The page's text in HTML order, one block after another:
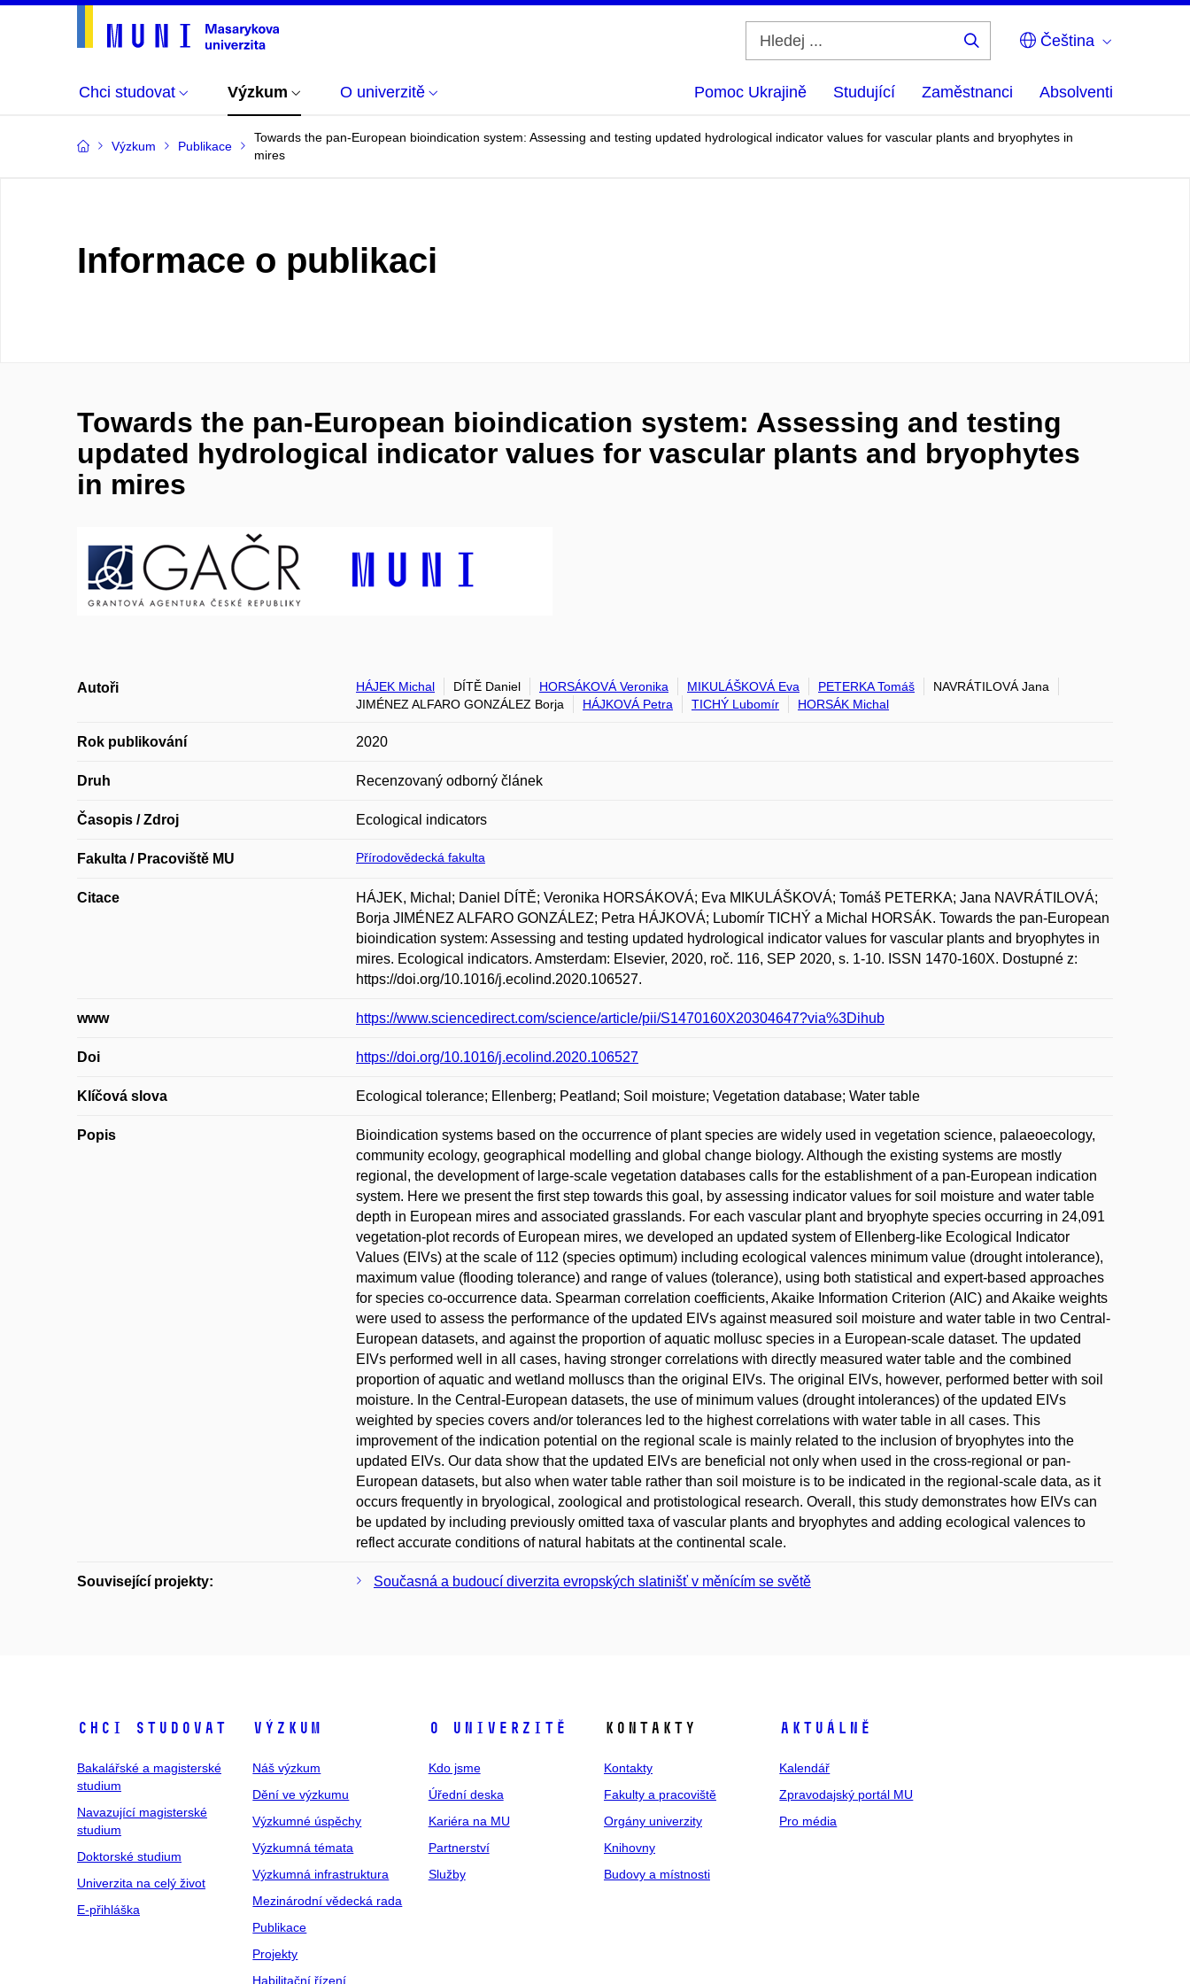
Čeština
Chci studovat Výzkum O univerzitě Pomoc Ukrajině Studující Zaměstnanci Absolventi
Výzkum Publikace
Towards the pan-European bioindication system: Assessing and testing updated hydrological indicator values for vascular plants and bryophytes in
mires
Informace o publikaci
Towards the pan-European bioindication system: Assessing and testing
updated hydrological indicator values for vascular plants and bryophytes
in mires
Autoři HÁJEK Michal DÍTĚ Daniel HORSÁKOVÁ Veronika MIKULÁŠKOVÁ Eva PETERKA Tomáš
NAVRÁTILOVÁ Jana
JIMÉNEZ ALFARO GONZÁLEZ Borja
HÁJKOVÁ Petra TICHÝ Lubomír HORSÁK Michal
Rok publikování 2020
Druh Recenzovaný odborný článek
Časopis / Zdroj Ecological indicators
Fakulta / Pracoviště MU Přírodovědecká fakulta
Citace
HÁJEK, Michal; Daniel DÍTĚ; Veronika HORSÁKOVÁ; Eva MIKULÁŠKOVÁ; Tomáš PETERKA; Jana NAVRÁTILOVÁ;
Borja JIMÉNEZ ALFARO GONZÁLEZ; Petra HÁJKOVÁ; Lubomír TICHÝ a Michal HORSÁK. Towards the pan-European
bioindication system: Assessing and testing updated hydrological indicator values for vascular plants and bryophytes in
mires. Ecological indicators. Amsterdam: Elsevier, 2020, roč. 116, SEP 2020, s. 1-10. ISSN 1470-160X. Dostupné z:
https://doi.org/10.1016/j.ecolind.2020.106527.
www https://www.sciencedirect.com/science/article/pii/S1470160X20304647?via%3Dihub
Doi https://doi.org/10.1016/j.ecolind.2020.106527
Klíčová slova Ecological tolerance; Ellenberg; Peatland; Soil moisture; Vegetation database; Water table
Popis
Bioindication systems based on the occurrence of plant species are widely used in vegetation science, palaeoecology,
community ecology, geographical modelling and global change biology. Although the existing systems are mostly
regional, the development of large-scale vegetation databases calls for the establishment of a pan-European indication
system. Here we present the first step towards this goal, by assessing indicator values for soil moisture and water table
depth in European mires and associated grasslands. For each vascular plant and bryophyte species occurring in 24,091
vegetation-plot records of European mires, we developed an updated system of Ellenberg-like Ecological Indicator
Values (EIVs) at the scale of 112 (species optimum) including ecological valences minimum value (drought intolerance),
maximum value (flooding tolerance) and range of values (tolerance), using both statistical and expert-based approaches
for species co-occurrence data. Spearman correlation coefficients, Akaike Information Criterion (AIC) and Akaike weights
were used to assess the performance of the updated EIVs against measured soil moisture and water table in two Central-
European datasets, and against the proportion of aquatic mollusc species in a European-scale dataset. The updated
EIVs performed well in all cases, having stronger correlations with directly measured water table and the combined
proportion of aquatic and wetland molluscs than the original EIVs. The original EIVs, however, performed better with soil
moisture. In the Central-European datasets, the use of minimum values (drought intolerances) of the updated EIVs
weighted by species covers and/or tolerances led to the highest correlations with water table in all cases. This
improvement of the indication potential on the regional scale is mainly related to the inclusion of bryophytes into the
updated EIVs. Our data show that the updated EIVs are beneficial not only when used in the cross-regional or pan-
European datasets, but also when water table rather than soil moisture is to be indicated in the regional-scale data, as it
occurs frequently in bryological, zoological and protistological research. Overall, this study demonstrates how EIVs can
be updated by including previously omitted taxa of vascular plants and bryophytes and adding ecological valences to
reflect accurate conditions of natural habitats at the continental scale.
Související projekty: Současná a budoucí diverzita evropských slatinišť v měnícím se světě
Chci studovat
Bakalářské a magisterské
studium
Navazující magisterské
studium
Doktorské studium
Univerzita na celý život
E-přihláška
Výzkum
Náš výzkum
Dění ve výzkumu
Výzkumné úspěchy
Výzkumná témata
Výzkumná infrastruktura
Mezinárodní vědecká rada
Publikace
Projekty
Habilitační řízení
O univerzitě
Kdo jsme
Úřední deska
Kariéra na MU
Partnerství
Služby
Kontakty
Kontakty
Fakulty a pracoviště
Orgány univerzity
Knihovny
Budovy a místnosti
Aktuálně
Kalendář
Zpravodajský portál MU
Pro média